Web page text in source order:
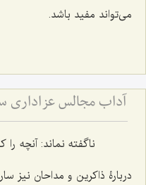
می‌تواند مفید باشد.
ناگفته نماند: آنچه
دربارۀ ذاکرین و مداحان نیز